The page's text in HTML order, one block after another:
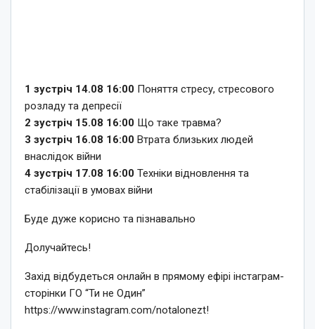
1 зустріч 14.08 16:00 Поняття стресу, стресового
розладу та депресії
2 зустріч 15.08 16:00 Що таке травма?
3 зустріч 16.08 16:00 Втрата близьких людей
внаслідок війни
4 зустріч 17.08 16:00 Техніки відновлення та
стабілізації в умовах війни
Буде дуже корисно та пізнавально
Долучайтесь!
Захід відбудеться онлайн в прямому ефірі інстаграм-
сторінки ГО “Ти не Один”
https://www.instagram.com/notalonezt!